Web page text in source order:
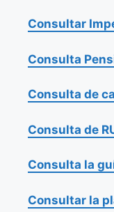
Consultar
Consulta
Consulta de
Consulta de
Consulta la
Consultar la